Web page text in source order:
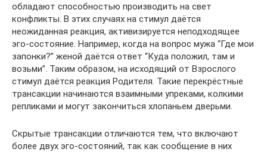
обладают способностью производить на свет
конфликты. В этих случаях на стимул даётся
неожиданная реакция, активизируется неподходящее
эго-состояние. Например, когда на вопрос мужа “Где мои
запонки?” женой даётся ответ “Куда положил, там и
возьми”. Таким образом, на исходящий от Взрослого
стимул даётся реакция Родителя. Такие перекрёстные
трансакции начинаются взаимными упреками, колкими
репликами и могут закончиться хлопаньем дверьми.
Скрытые трансакции отличаются тем, что включают
более двух эго-состояний, так как сообщение в них